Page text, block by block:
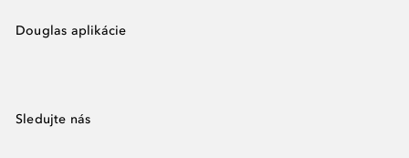
Douglas aplikácie
Sledujte nás